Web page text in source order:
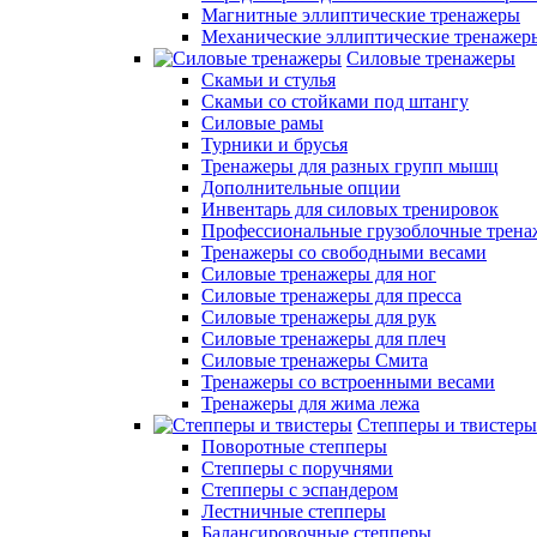
Магнитные эллиптические тренажеры
Механические эллиптические
Силовые тренажеры
Скамьи и стулья
Скамьи со стойками под штангу
Силовые рамы
Турники и брусья
Тренажеры для разных групп мышц
Дополнительные опции
Инвентарь для силовых тренировок
Профессиональные грузоблочные
Тренажеры со свободными весами
Силовые тренажеры для ног
Силовые тренажеры для пресса
Силовые тренажеры для рук
Силовые тренажеры для плеч
Силовые тренажеры Смита
Тренажеры со встроенными весами
Тренажеры для жима лежа
Степперы и твистеры
Поворотные степперы
Степперы с поручнями
Степперы с эспандером
Лестничные степперы
Балансировочные степперы